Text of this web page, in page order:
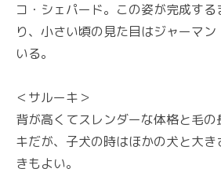
コ・シェパード。この姿が完成す
り、小さい頃の見た目はジャーマ
いる。
＜サルーキ＞
背が高くてスレンダーな体格と毛
キだが、子犬の時はほかの犬と大
きもよい。